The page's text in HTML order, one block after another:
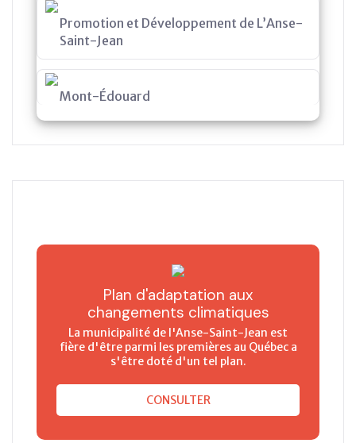
Promotion et Développement de L’Anse-
Saint-Jean
Mont-Édouard
Plan d'adaptation aux
changements climatiques
La municipalité de l'Anse-Saint-Jean est
fière d'être parmi les premières au Québec a
s'être doté d'un tel plan.
CONSULTER